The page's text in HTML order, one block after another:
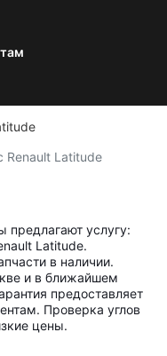
Renault Latitude
предлагают услугу:
Latitude.
в наличии.
и в ближайшем
предоставляет
Проверка углов
цены.